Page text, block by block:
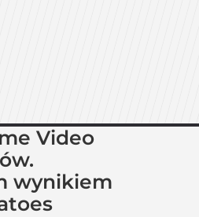
Video
wynikiem